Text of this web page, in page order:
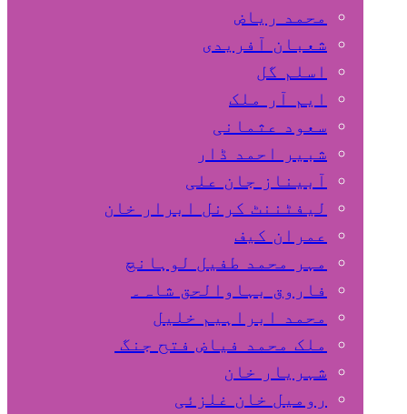
محمد ریاض
شعبان آفریدی
اسلم گل
ایم آر ملک
سعود عثمانی
شبیر احمد ڈار
آبیناز جان علی
لیفٹننٹ کرنل ابرار خان
عمران کیف
مہر محمد طفیل لوہانچ
فاروق بہاوالحق شاہ۔
محمد ابراہیم خلیل
ملک محمد فیاض فتح جنگ
شہریار خان
رومیل خان غلزئی